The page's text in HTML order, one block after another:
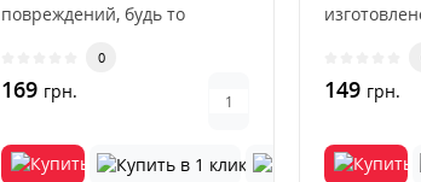
повреждений, будь то
0
169 грн. 149 грн.